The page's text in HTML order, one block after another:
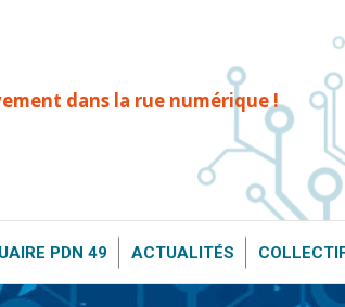
dans la rue numérique !
PDN 49 ACTUALITÉS